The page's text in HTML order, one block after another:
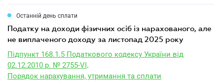
Останній день сплати
податку на доходи фізичних осіб із нарахованого, але
не виплаченого доходу за листопад 2025 року
Підпункт 168.1.5 Податкового кодексу України від
02.12.2010 р. № 2755-VI.
Порядок нарахування, утримання та сплати